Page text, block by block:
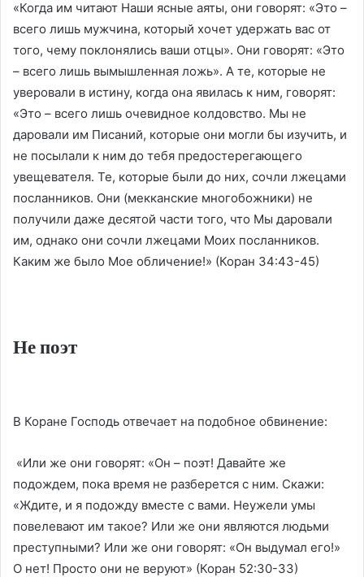
«Когда им читают Наши ясные аяты, они говорят: «Это –
всего лишь мужчина, который хочет удержать вас от
того, чему поклонялись ваши отцы». Они говорят: «Это
– всего лишь вымышленная ложь». А те, которые не
уверовали в истину, когда она явилась к ним, говорят:
«Это – всего лишь очевидное колдовство. Мы не
даровали им Писаний, которые они могли бы изучить, и
не посылали к ним до тебя предостерегающего
увещевателя. Те, которые были до них, сочли лжецами
посланников. Они (мекканские многобожники) не
получили даже десятой части того, что Мы даровали
им, однако они сочли лжецами Моих посланников.
Каким же было Мое обличение!» (Коран 34:43-45)
Не поэт
В Коране Господь отвечает на подобное обвинение:
«Или же они говорят: «Он – поэт! Давайте же
подождем, пока время не разберется с ним. Скажи:
«Ждите, и я подожду вместе с вами. Неужели умы
повелевают им такое? Или же они являются людьми
преступными? Или же они говорят: «Он выдумал его!»
О нет! Просто они не веруют» (Коран 52:30-33)